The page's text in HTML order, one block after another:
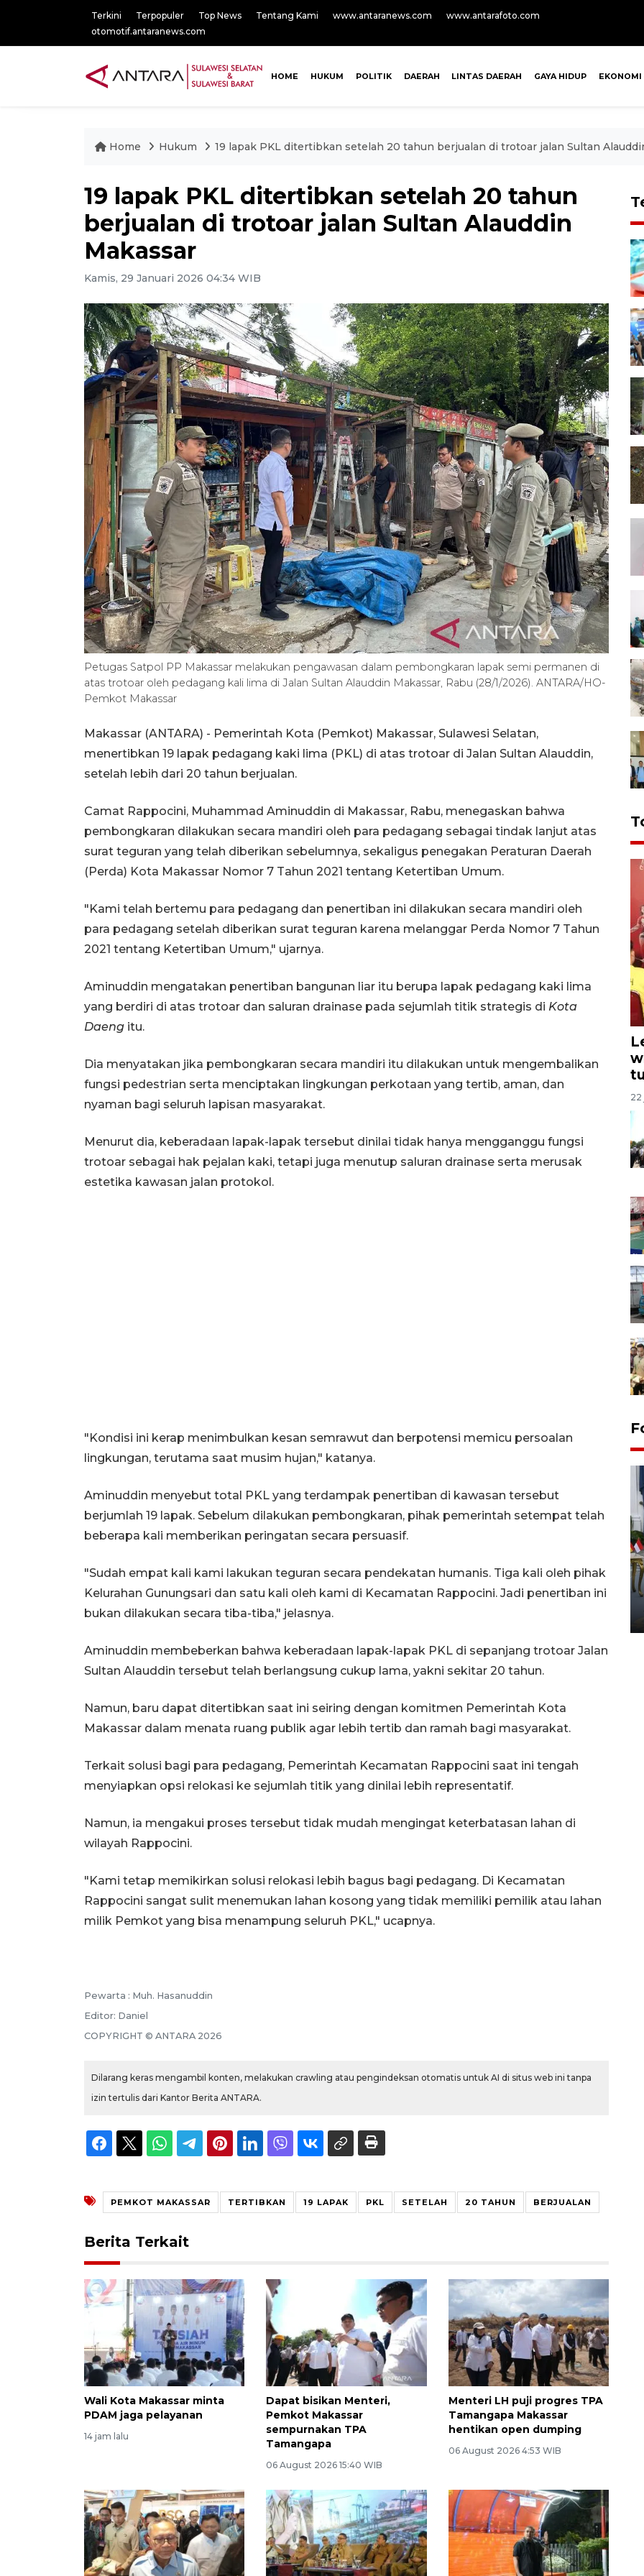
Terkini Terpopuler Top News Tentang Kami www.antaranews.com
www.antarafoto.com
otomotif.antaranews.com
HOME HUKUM POLITIK DAERAH LINTAS DAERAH GAYA HIDUP EKONOMI
Home Hukum 19 lapak PKL ditertibkan setelah 20 tahun berjualan di trotoar jalan Sultan
19 lapak PKL ditertibkan setelah 20 tahun
berjualan di trotoar jalan Sultan Alauddin
Makassar
Kamis, 29 Januari 2026 04:34 WIB
Petugas Satpol PP Makassar melakukan pengawasan dalam pembongkaran lapak semi permanen di
atas trotoar oleh pedagang kali lima di Jalan Sultan Alauddin Makassar, Rabu (28/1/2026). ANTARA/HO-
Pemkot Makassar
Makassar (ANTARA) - Pemerintah Kota (Pemkot) Makassar, Sulawesi Selatan,
menertibkan 19 lapak pedagang kaki lima (PKL) di atas trotoar di Jalan Sultan Alauddin,
setelah lebih dari 20 tahun berjualan.
Camat Rappocini, Muhammad Aminuddin di Makassar, Rabu, menegaskan bahwa
pembongkaran dilakukan secara mandiri oleh para pedagang sebagai tindak lanjut atas
surat teguran yang telah diberikan sebelumnya, sekaligus penegakan Peraturan Daerah
(Perda) Kota Makassar Nomor 7 Tahun 2021 tentang Ketertiban Umum.
"Kami telah bertemu para pedagang dan penertiban ini dilakukan secara mandiri oleh
para pedagang setelah diberikan surat teguran karena melanggar Perda Nomor 7 Tahun
2021 tentang Ketertiban Umum," ujarnya.
Aminuddin mengatakan penertiban bangunan liar itu berupa lapak pedagang kaki lima
yang berdiri di atas trotoar dan saluran drainase pada sejumlah titik strategis di Kota
Daeng itu.
Dia menyatakan jika pembongkaran secara mandiri itu dilakukan untuk mengembalikan
fungsi pedestrian serta menciptakan lingkungan perkotaan yang tertib, aman, dan
nyaman bagi seluruh lapisan masyarakat.
Menurut dia, keberadaan lapak-lapak tersebut dinilai tidak hanya mengganggu fungsi
trotoar sebagai hak pejalan kaki, tetapi juga menutup saluran drainase serta merusak
estetika kawasan jalan protokol.
"Kondisi ini kerap menimbulkan kesan semrawut dan berpotensi memicu persoalan
lingkungan, terutama saat musim hujan," katanya.
Aminuddin menyebut total PKL yang terdampak penertiban di kawasan tersebut
berjumlah 19 lapak. Sebelum dilakukan pembongkaran, pihak pemerintah setempat telah
beberapa kali memberikan peringatan secara persuasif.
"Sudah empat kali kami lakukan teguran secara pendekatan humanis. Tiga kali oleh pihak
Kelurahan Gunungsari dan satu kali oleh kami di Kecamatan Rappocini. Jadi penertiban ini
bukan dilakukan secara tiba-tiba," jelasnya.
Aminuddin membeberkan bahwa keberadaan lapak-lapak PKL di sepanjang trotoar Jalan
Sultan Alauddin tersebut telah berlangsung cukup lama, yakni sekitar 20 tahun.
Namun, baru dapat ditertibkan saat ini seiring dengan komitmen Pemerintah Kota
Makassar dalam menata ruang publik agar lebih tertib dan ramah bagi masyarakat.
Terkait solusi bagi para pedagang, Pemerintah Kecamatan Rappocini saat ini tengah
menyiapkan opsi relokasi ke sejumlah titik yang dinilai lebih representatif.
Namun, ia mengakui proses tersebut tidak mudah mengingat keterbatasan lahan di
wilayah Rappocini.
"Kami tetap memikirkan solusi relokasi lebih bagus bagi pedagang. Di Kecamatan
Rappocini sangat sulit menemukan lahan kosong yang tidak memiliki pemilik atau lahan
milik Pemkot yang bisa menampung seluruh PKL," ucapnya.
Pewarta : Muh. Hasanuddin
Editor: Daniel
COPYRIGHT © ANTARA 2026
Dilarang keras mengambil konten, melakukan crawling atau pengindeksan otomatis untuk AI di situs web ini tanpa
izin tertulis dari Kantor Berita ANTARA.
PEMKOT MAKASSAR TERTIBKAN 19 LAPAK PKL SETELAH 20 TAHUN BERJUALAN
Berita Terkait
Wali Kota Makassar minta
PDAM jaga pelayanan
14 jam lalu
Dapat bisikan Menteri,
Pemkot Makassar
sempurnakan TPA
Tamangapa
06 August 2026 15:40 WIB
Menteri LH puji progres TPA
Tamangapa Makassar
hentikan open dumping
06 August 2026 4:53 WIB
22
HUT ke-80 Raja Keraton
Yogyakarta